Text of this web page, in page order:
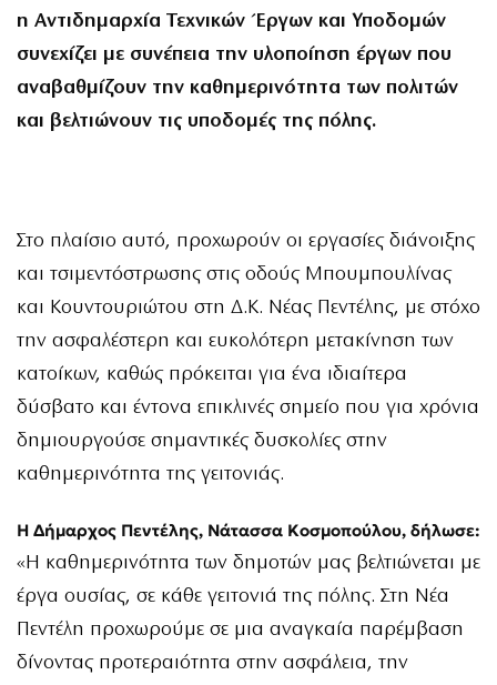
η Αντιδημαρχία Τεχνικών Έργων και Υποδομών
συνεχίζει με συνέπεια την υλοποίηση έργων που
αναβαθμίζουν την καθημερινότητα των πολιτών
και βελτιώνουν τις υποδομές της πόλης.
Στο πλαίσιο αυτό, προχωρούν οι εργασίες διάνοιξης
και τσιμεντόστρωσης στις οδούς Μπουμπουλίνας
και Κουντουριώτου στη Δ.Κ. Νέας Πεντέλης, με στόχο
την ασφαλέστερη και ευκολότερη μετακίνηση των
κατοίκων, καθώς πρόκειται για ένα ιδιαίτερα
δύσβατο και έντονα επικλινές σημείο που για χρόνια
δημιουργούσε σημαντικές δυσκολίες στην
καθημερινότητα της γειτονιάς.
Η Δήμαρχος Πεντέλης, Νάτασσα Κοσμοπούλου, δήλωσε:
«Η καθημερινότητα των δημοτών μας βελτιώνεται με
έργα ουσίας, σε κάθε γειτονιά της πόλης. Στη Νέα
Πεντέλη προχωρούμε σε μια αναγκαία παρέμβαση
δίνοντας προτεραιότητα στην ασφάλεια, την